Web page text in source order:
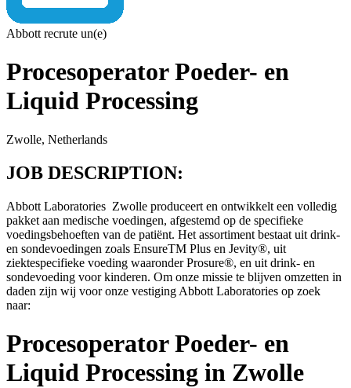
Abbott recrute un(e)
Procesoperator Poeder- en
Liquid Processing
Zwolle, Netherlands
JOB DESCRIPTION:
Abbott Laboratories Zwolle produceert en ontwikkelt een volledig
pakket aan medische voedingen, afgestemd op de specifieke
voedingsbehoeften van de patiënt. Het assortiment bestaat uit drink-
en sondevoedingen zoals EnsureTM Plus en Jevity®, uit
ziektespecifieke voeding waaronder Prosure®, en uit drink- en
sondevoeding voor kinderen. Om onze missie te blijven omzetten in
daden zijn wij voor onze vestiging Abbott Laboratories op zoek
naar:
Procesoperator Poeder- en
Liquid Processing in Zwolle